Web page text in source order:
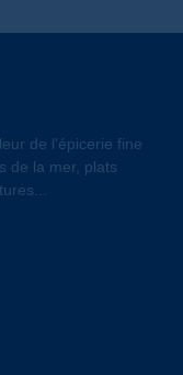
de l'épicerie fine
de la mer, plats